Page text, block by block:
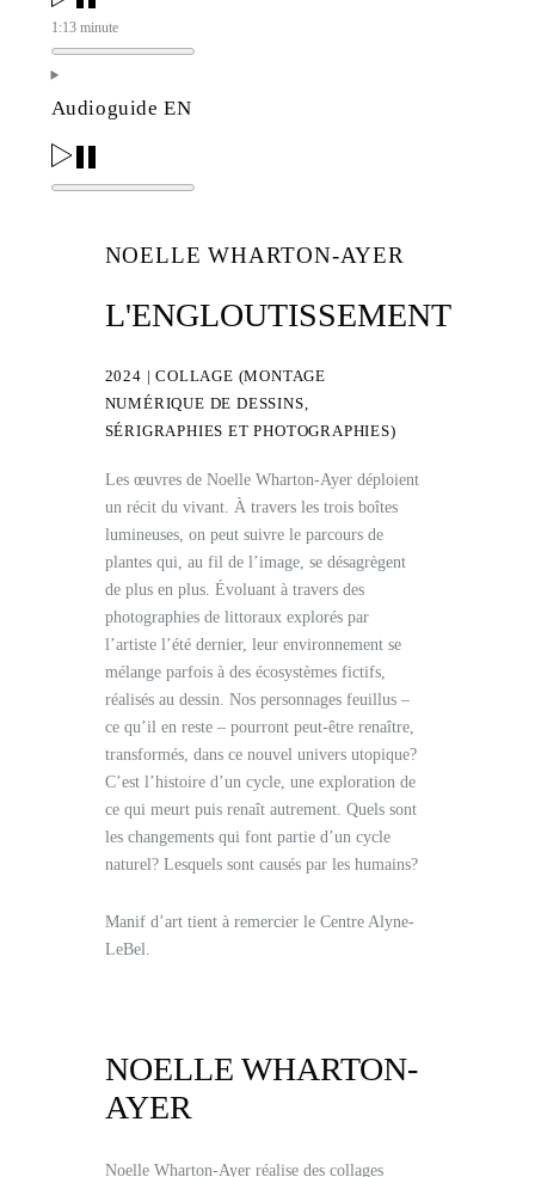
1:13 minute
Audioguide EN
NOELLE WHARTON-AYER
L'ENGLOUTISSEMENT
2024 | COLLAGE (MONTAGE
NUMÉRIQUE DE DESSINS,
SÉRIGRAPHIES ET PHOTOGRAPHIES)
Les œuvres de Noelle Wharton-Ayer déploient
un récit du vivant. À travers les trois boîtes
lumineuses, on peut suivre le parcours de
plantes qui, au fil de l’image, se désagrègent
de plus en plus. Évoluant à travers des
photographies de littoraux explorés par
l’artiste l’été dernier, leur environnement se
mélange parfois à des écosystèmes fictifs,
réalisés au dessin. Nos personnages feuillus –
ce qu’il en reste – pourront peut-être renaître,
transformés, dans ce nouvel univers utopique?
C’est l’histoire d’un cycle, une exploration de
ce qui meurt puis renaît autrement. Quels sont
les changements qui font partie d’un cycle
naturel? Lesquels sont causés par les humains?
Manif d’art tient à remercier le Centre Alyne-
LeBel.
NOELLE WHARTON-
AYER
Noelle Wharton-Ayer réalise des collages